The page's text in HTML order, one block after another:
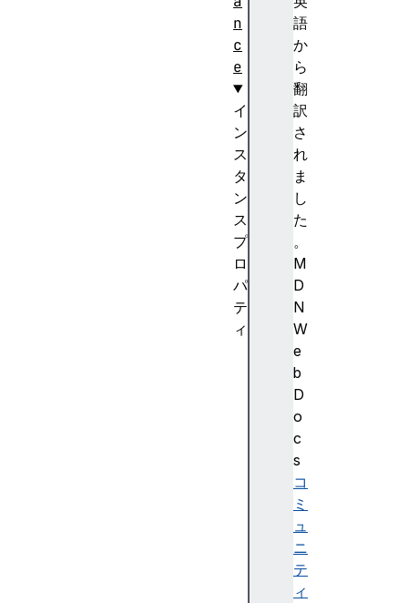
語
か
ら
翻
訳
さ
れ
ま
し
た
。
M
D
N
W
e
b
D
o
c
s
コ
ミ
ュ
ニ
テ
ィ
n
c
e
イ
ン
ス
タ
ン
ス
プ
ロ
パ
テ
ィ